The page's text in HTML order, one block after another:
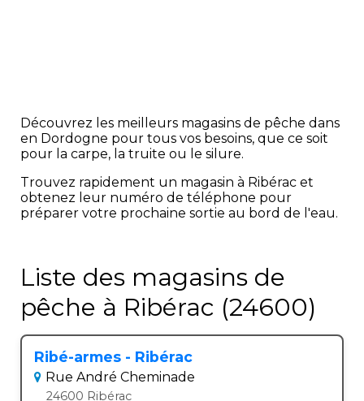
Découvrez les meilleurs magasins de pêche dans
en Dordogne pour tous vos besoins, que ce soit
pour la carpe, la truite ou le silure.
Trouvez rapidement un magasin à Ribérac et
obtenez leur numéro de téléphone pour
préparer votre prochaine sortie au bord de l'eau.
Liste des magasins de
pêche à Ribérac (24600)
Ribé-armes - Ribérac
Rue André Cheminade
24600 Ribérac